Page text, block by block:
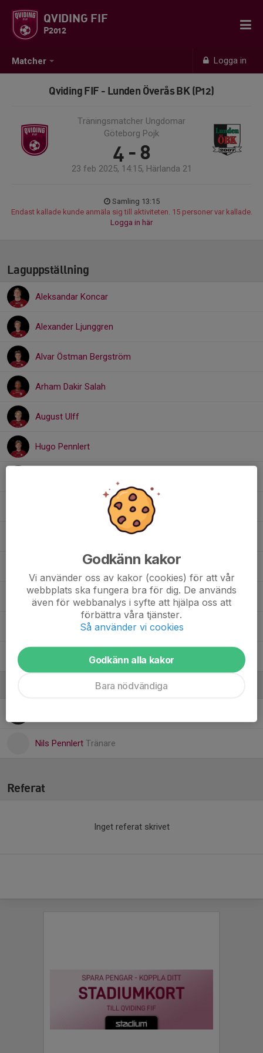
Matcher Logga in
QVIDING FIF
P2012
Qviding FIF - Lunden Överås BK (P12)
Träningsmatcher Ungdomar
Göteborg Pojk
4 - 8
23 feb 2025, 14:15, Härlanda 21
Samling 13:15
Endast kallade kunde anmäla sig till aktiviteten. 15 personer var kallade.
Logga in här
Laguppställning
Aleksandar Koncar
Alexander Ljunggren
Alvar Östman Bergström
Arham Dakir Salah
August Ulff
Hugo Pennlert
Sam Wigers
Sebastian Strandelin Nyberg
Theo Hällfärdsson
Nils Pennlert Tränare
Referat
Inget referat skrivet
Godkänn kakor
Vi använder oss av kakor (cookies) för att vår
webbplats ska fungera bra för dig. De används
även för webbanalys i syfte att hjälpa oss att
förbättra våra tjänster.
Så använder vi cookies
Godkänn alla kakor
Bara nödvändiga